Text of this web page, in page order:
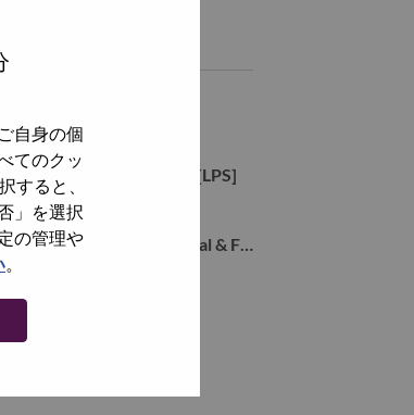
自身の個
てのクッ
すると、
」を選択
の管理や
Services Executive
Hong Kong,
- Strategic Accounts [LPS]
Hong Kong,
Solution Sales Specialist - Commercial & FSI
Hong Kong,